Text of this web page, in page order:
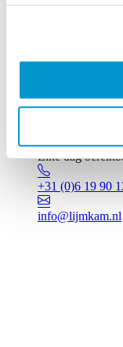
Elke dag
+31 (0)6 19 90
info@lijmkam.nl